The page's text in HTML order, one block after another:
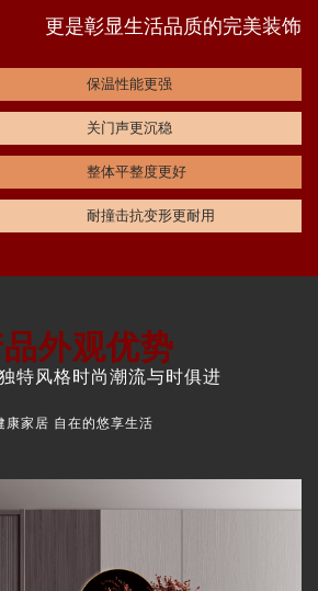
更是彰显生活品质的完美装饰
保温性能更强
关门声更沉稳
整体平整度更好
耐撞击抗变形更耐用
外观优势
特风格时尚潮流与时俱进
康家居 自在的悠享生活